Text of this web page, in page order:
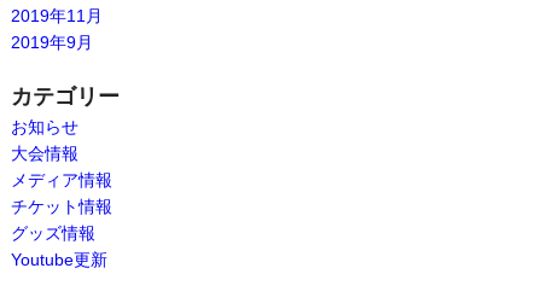
2019年11月
2019年9月
カテゴリー
お知らせ
大会情報
メディア情報
チケット情報
グッズ情報
Youtube更新